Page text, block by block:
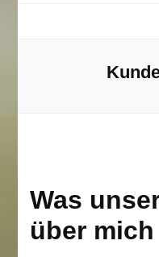
Was
über